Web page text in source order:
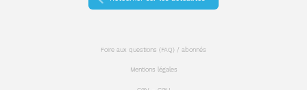
Foire aux questions (FAQ) / abonnés
Mentions légales